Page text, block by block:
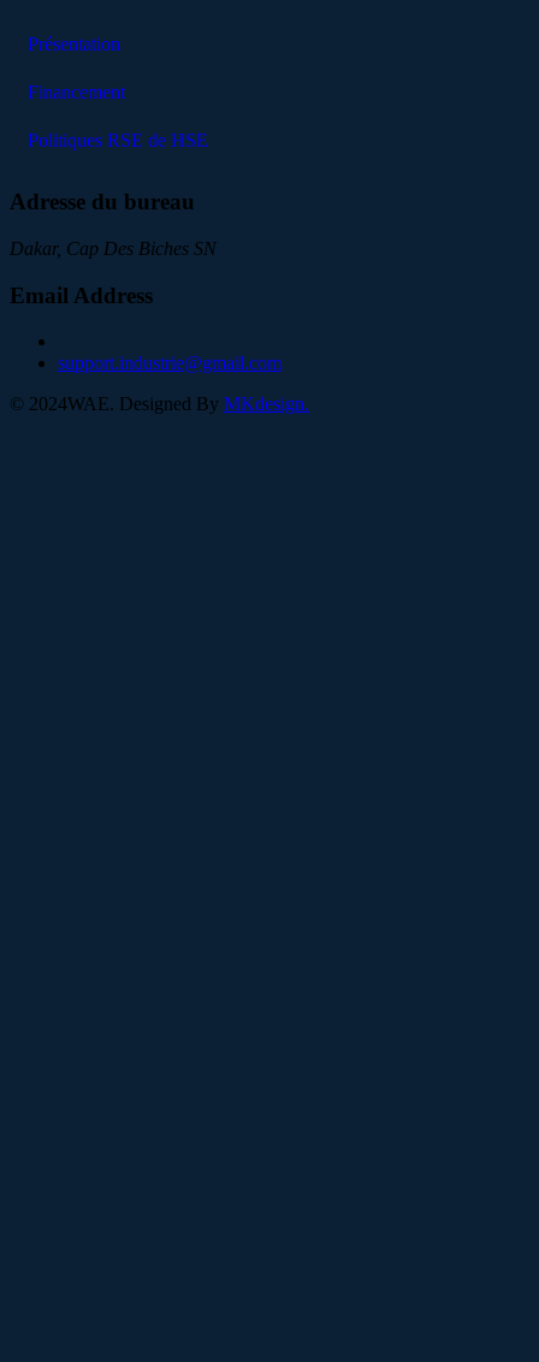
Présentation
Financement
Politiques RSE de HSE
Adresse du bureau
Dakar, Cap Des Biches SN
Email Address
support.industrie@gmail.com
© 2024WAE. Designed By MKdesign.